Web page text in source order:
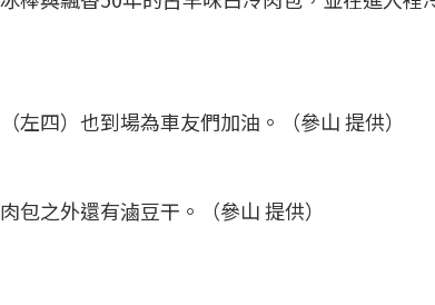
四）也到場為車友們加油。（參山 提供）
之外還有滷豆干。（參山 提供）